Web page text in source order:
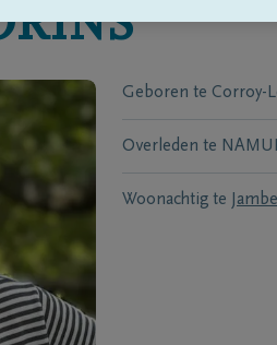
Geboren te Corroy-
Overleden te
Woonachtig te